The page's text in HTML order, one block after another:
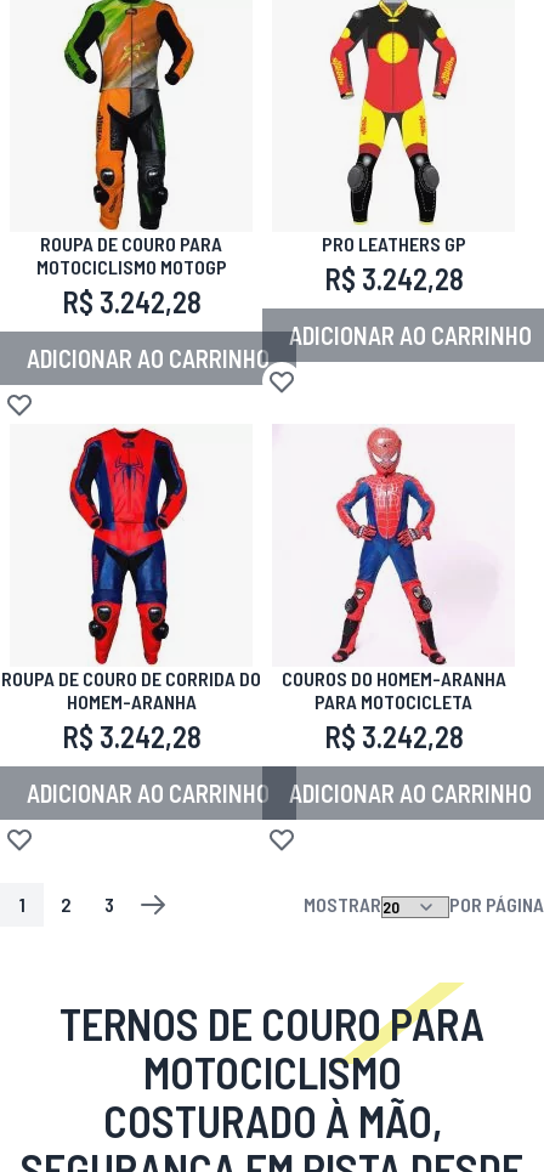
ROUPA DE COURO PARA
MOTOCICLISMO MOTOGP
R$ 3.242,28
ADICIONAR AO CARRINHO
Adicionar à lista de desejos
PRO LEATHERS GP
R$ 3.242,28
ADICIONAR AO CARRINHO
Adicionar à lista de desejos
ROUPA DE COURO DE CORRIDA DO
HOMEM-ARANHA
R$ 3.242,28
ADICIONAR AO CARRINHO
Adicionar à lista de desejos
COUROS DO HOMEM-ARANHA
PARA MOTOCICLETA
R$ 3.242,28
ADICIONAR AO CARRINHO
Adicionar à lista de desejos
PÁGINAVOCÊ ESTA LENDO A PAGINA
1
PÁGINA
2
PÁGINA
3
PÁGINA
PRÓXIMO
MOSTRAR POR PÁGINA
TERNOS DE COURO PARA
MOTOCICLISMO
COSTURADO À MÃO,